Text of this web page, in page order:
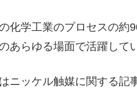
化学工業のプロセスの約
あらゆる場面で活躍して
ニッケル触媒に関する記